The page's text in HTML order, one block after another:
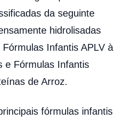
da seguinte
hidrolisadas
Infantis APLV à
e Fórmulas Infantis
de Arroz.
fórmulas infantis